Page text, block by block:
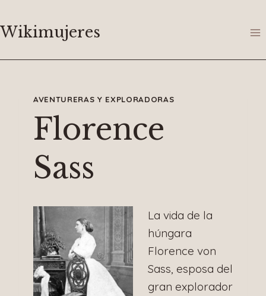
al
Wikimujeres
AVENTURERAS Y EXPLORADORAS
Florence
Sass
La vida de la
húngara
Florence von
Sass, esposa del
gran explorador